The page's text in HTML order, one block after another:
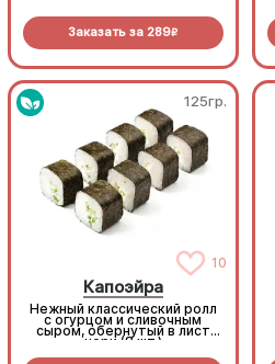
Заказать за 289R
125гр.
10
Капоэйра
Нежный классический ролл
с огурцом и сливочным
сыром, обернутый в лист
нори (8 шт.)